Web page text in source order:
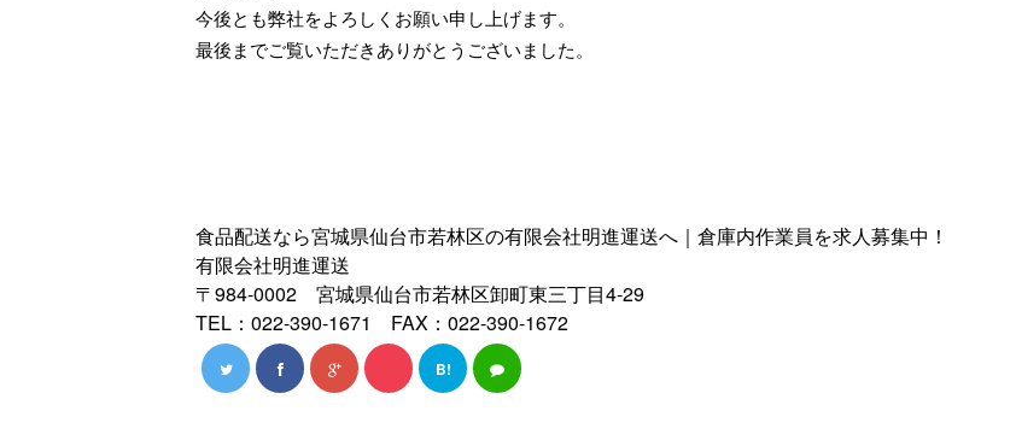
今後とも弊社をよろしくお願い申し上げます。
最後までご覧いただきありがとうございました。
食品配送なら宮城県仙台市若林区の有限会社明進運送へ｜倉庫内作業員を求人募集中！
有限会社明進運送
〒984-0002 宮城県仙台市若林区卸町東三丁目4-29
TEL：022-390-1671 FAX：022-390-1672
B!